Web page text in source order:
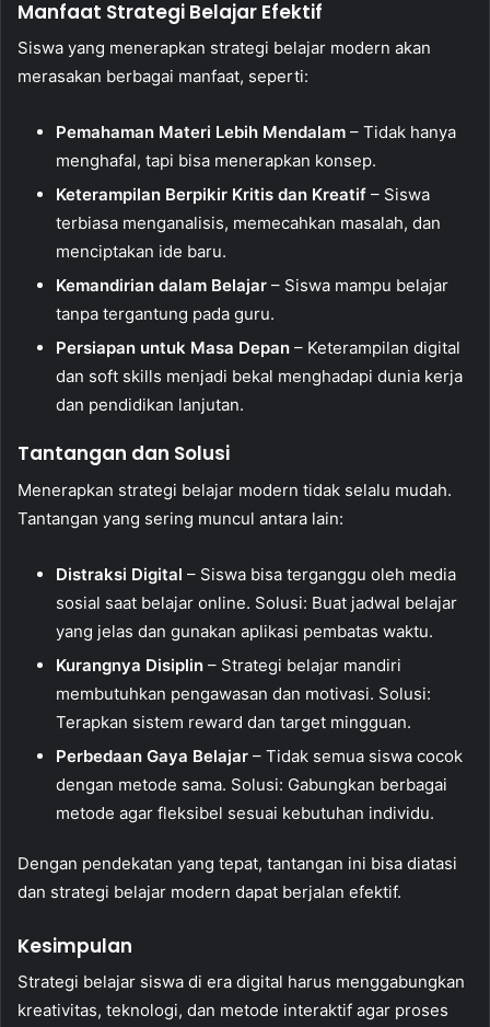
Manfaat Strategi Belajar Efektif
Siswa yang menerapkan strategi belajar modern akan
merasakan berbagai manfaat, seperti:
Pemahaman Materi Lebih Mendalam – Tidak hanya
menghafal, tapi bisa menerapkan konsep.
Keterampilan Berpikir Kritis dan Kreatif – Siswa
terbiasa menganalisis, memecahkan masalah, dan
menciptakan ide baru.
Kemandirian dalam Belajar – Siswa mampu belajar
tanpa tergantung pada guru.
Persiapan untuk Masa Depan – Keterampilan digital
dan soft skills menjadi bekal menghadapi dunia kerja
dan pendidikan lanjutan.
Tantangan dan Solusi
Menerapkan strategi belajar modern tidak selalu mudah.
Tantangan yang sering muncul antara lain:
Distraksi Digital – Siswa bisa terganggu oleh media
sosial saat belajar online. Solusi: Buat jadwal belajar
yang jelas dan gunakan aplikasi pembatas waktu.
Kurangnya Disiplin – Strategi belajar mandiri
membutuhkan pengawasan dan motivasi. Solusi:
Terapkan sistem reward dan target mingguan.
Perbedaan Gaya Belajar – Tidak semua siswa cocok
dengan metode sama. Solusi: Gabungkan berbagai
metode agar fleksibel sesuai kebutuhan individu.
Dengan pendekatan yang tepat, tantangan ini bisa diatasi
dan strategi belajar modern dapat berjalan efektif.
Kesimpulan
Strategi belajar siswa di era digital harus menggabungkan
kreativitas, teknologi, dan metode interaktif agar proses